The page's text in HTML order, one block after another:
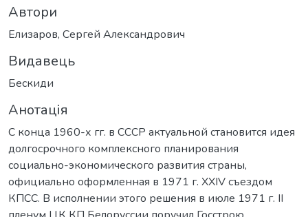
Автори
Елизаров, Сергей Александрович
Видавець
Бескиди
Анотація
С конца 1960-х гг. в СССР актуальной становится идея
долгосрочного комплексного планирования
социально-экономического развития страны,
официально оформленная в 1971 г. XXIV съездом
КПСС. В исполнении этого решения в июле 1971 г. II